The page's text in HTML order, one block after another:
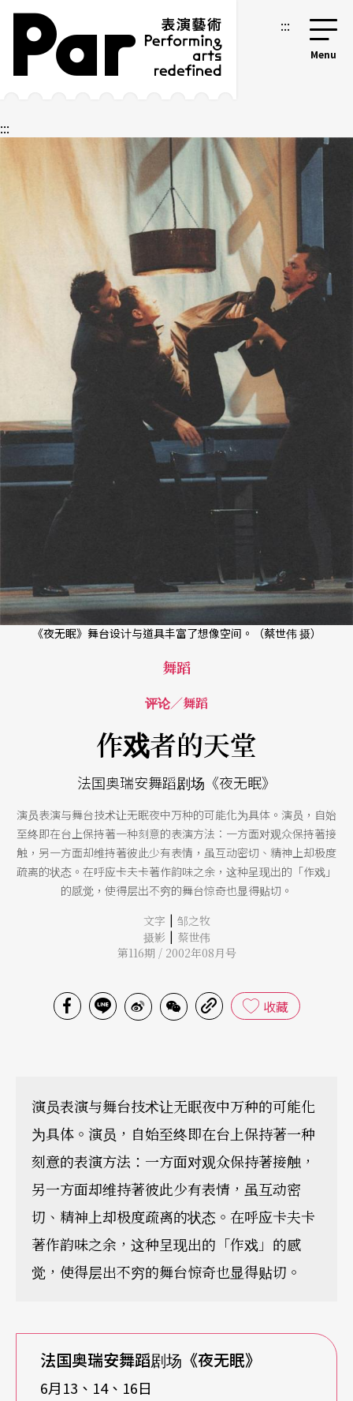
跳到主要内容区块
网站导览 :::
:::
《夜无眠》舞台设计与道具丰富了想像空间。（蔡世伟 摄）
舞蹈
评论／舞蹈
作戏者的天堂
法国奥瑞安舞蹈剧场《夜无眠》
演员表演与舞台技术让无眠夜中万种的可能化为具体。演员，自始
至终即在台上保持著一种刻意的表演方法：一方面对观众保持著接
触，另一方面却维持著彼此少有表情，虽互动密切、精神上却极度
疏离的状态。在呼应卡夫卡著作韵味之余，这种呈现出的「作戏」
的感觉，使得层出不穷的舞台惊奇也显得贴切。
文字 | 邹之牧
摄影 | 蔡世伟
第116期 / 2002年08月号
收藏
演员表演与舞台技术让无眠夜中万种的可能化
为具体。演员，自始至终即在台上保持著一种
刻意的表演方法：一方面对观众保持著接触，
另一方面却维持著彼此少有表情，虽互动密
切、精神上却极度疏离的状态。在呼应卡夫卡
著作韵味之余，这种呈现出的「作戏」的感
觉，使得层出不穷的舞台惊奇也显得贴切。
法国奥瑞安舞蹈剧场《夜无眠》
6月13、14、16日